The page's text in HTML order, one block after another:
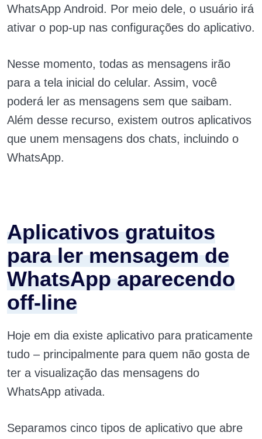
WhatsApp Android. Por meio dele, o usuário irá
ativar o pop-up nas configurações do aplicativo.
Nesse momento, todas as mensagens irão
para a tela inicial do celular. Assim, você
poderá ler as mensagens sem que saibam.
Além desse recurso, existem outros aplicativos
que unem mensagens dos chats, incluindo o
WhatsApp.
Aplicativos gratuitos
para ler mensagem de
WhatsApp aparecendo
off-line
Hoje em dia existe aplicativo para praticamente
tudo – principalmente para quem não gosta de
ter a visualização das mensagens do
WhatsApp ativada.
Separamos cinco tipos de aplicativo que abre